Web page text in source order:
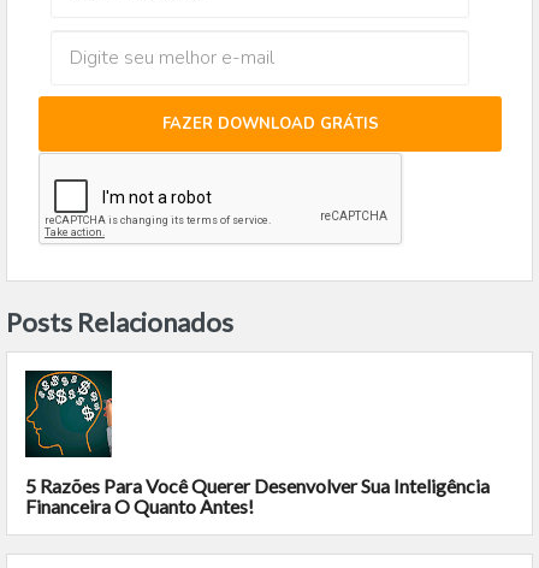
FAZER DOWNLOAD GRÁTIS
Posts Relacionados
5 Razões Para Você Querer Desenvolver Sua Inteligência
Financeira O Quanto Antes!